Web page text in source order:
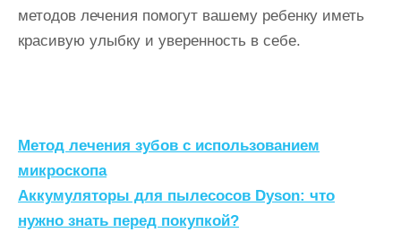
методов лечения помогут вашему ребенку иметь
красивую улыбку и уверенность в себе.
Н
а
в
Метод лечения зубов с использованием
микроскопа
Аккумуляторы для пылесосов Dyson: что
нужно знать перед покупкой?